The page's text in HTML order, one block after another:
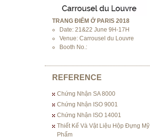
TRANG ĐIỂM Ở PARIS 2018
Date: 21&22 June 9H-17H
Venue: Carrousel du Louvre
Booth No.:
REFERENCE
Chứng Nhận SA 8000
Chứng Nhận ISO 9001
Chứng Nhận ISO 14001
Thiết Kế Và Vật Liệu Hộp Đựng Mỹ
Phẩm